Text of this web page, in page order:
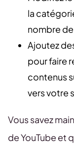
la
nombre
Ajoutez
pour faire
contenus
vers votre
Vous savez
de YouTube et